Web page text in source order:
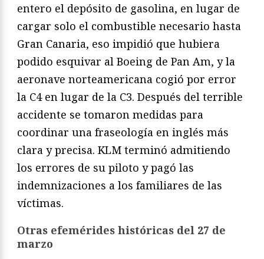
entero el depósito de gasolina, en lugar de
cargar solo el combustible necesario hasta
Gran Canaria, eso impidió que hubiera
podido esquivar al Boeing de Pan Am, y la
aeronave norteamericana cogió por error
la C4 en lugar de la C3. Después del terrible
accidente se tomaron medidas para
coordinar una fraseología en inglés más
clara y precisa. KLM terminó admitiendo
los errores de su piloto y pagó las
indemnizaciones a los familiares de las
víctimas.
Otras efemérides históricas del 27 de
marzo